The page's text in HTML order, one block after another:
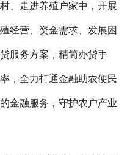
、走进养殖户家中，开展
经营、资金需求、发展困
服务方案，精简办贷手
，全力打通金融助农便民
金融服务，守护农户产业